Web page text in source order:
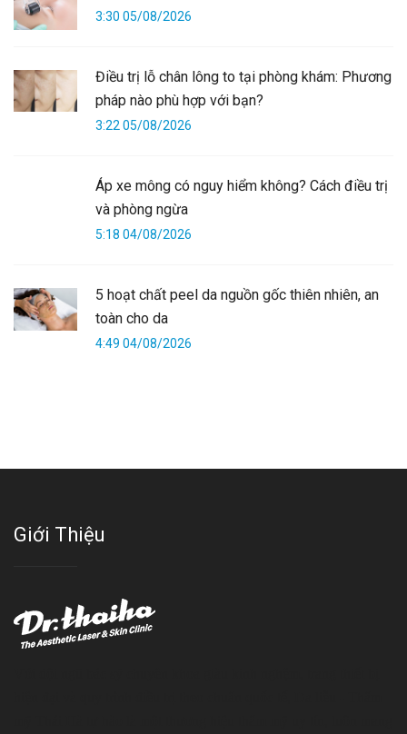
3:30 05/08/2026
Điều trị lỗ chân lông to tại phòng khám: Phương
pháp nào phù hợp với bạn?
3:22 05/08/2026
Áp xe mông có nguy hiểm không? Cách điều trị
và phòng ngừa
5:18 04/08/2026
5 hoạt chất peel da nguồn gốc thiên nhiên, an
toàn cho da
4:49 04/08/2026
Giới Thiệu